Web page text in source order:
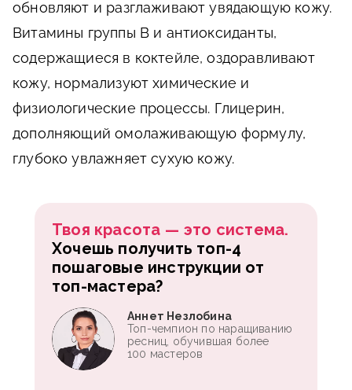
обновляют и разглаживают увядающую кожу.
Витамины группы В и антиоксиданты,
содержащиеся в коктейле, оздоравливают
кожу, нормализуют химические и
физиологические процессы. Глицерин,
дополняющий омолаживающую формулу,
глубоко увлажняет сухую кожу.
Твоя красота — это система.
Хочешь получить топ-4
пошаговые инструкции от
топ-мастера?
Аннет Незлобина
Топ-чемпион по наращиванию
ресниц, обучившая более
100 мастеров